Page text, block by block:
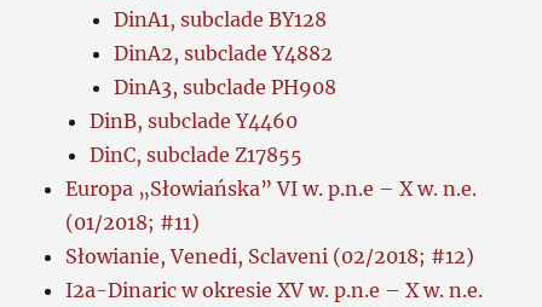
DinA1, subclade BY128
DinA2, subclade Y4882
DinA3, subclade PH908
DinB, subclade Y4460
DinC, subclade Z17855
Europa „Słowiańska” VI w. p.n.e – X w. n.e.
(01/2018; #11)
Słowianie, Venedi, Sclaveni (02/2018; #12)
I2a-Dinaric w okresie XV w. p.n.e – X w. n.e.